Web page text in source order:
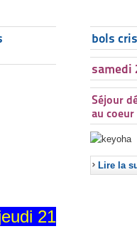
21
bols
samedi
Séjour
au
Lire la